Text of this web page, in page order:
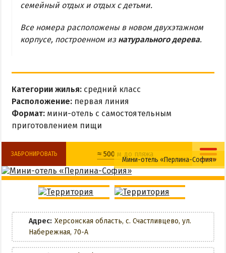
ПРИОЗЕРНОЕ
СЧАСТЛИВЦЕВО
Обзор Счастливцево
Веб-камеры в Счастливцево
Карта Счастливцево
СТРЕЛКОВОЕ
Обзор Стрелкового
Все базы отдыха в Стрелковом
Веб-камеры Стрелкового
Карта Стрелкового
ВАЛОК
ЧАСТНЫЙ СЕКТОР
семейный отдых и отдых с детьми.
Все номера расположены в новом двухэтажном
корпусе, построенном из натурального дерева.
Категории жилья: средний класс
Расположение: первая линия
Формат: мини-отель с самостоятельным
приготовлением пищи
ЗАБРОНИРОВАТЬ ≈ 500 м до пляжа
Детская площадка
Wi-Fi
Мангальная зона
Парковка
ЗАБРОНИРОВАТЬ
Мини-отель «Перлина-София»
Адрес: Херсонская область, с. Счастливцево, ул.
Набережная, 70-А